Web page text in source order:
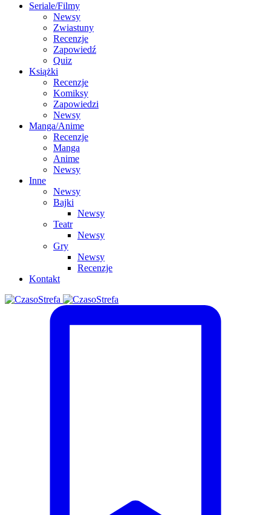
Seriale/Filmy
Newsy
Zwiastuny
Recenzje
Zapowiedź
Quiz
Książki
Recenzje
Komiksy
Zapowiedzi
Newsy
Manga/Anime
Recenzje
Manga
Anime
Newsy
Inne
Newsy
Bajki
Newsy
Teatr
Newsy
Gry
Newsy
Recenzje
Kontakt